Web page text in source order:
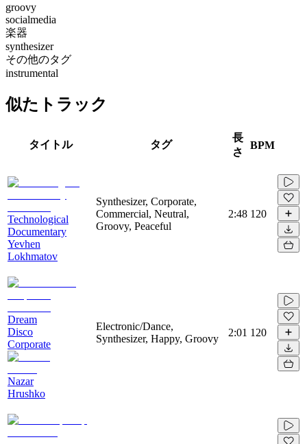
groovy
socialmedia
楽器
synthesizer
その他のタグ
instrumental
似たトラック
タイトル タグ
長
さ
BPM
Technological
Documentary
Yevhen
Lokhmatov
Synthesizer, Corporate,
Commercial, Neutral,
Groovy, Peaceful
2:48 120
Dream
Disco
Corporate
Nazar
Hrushko
Electronic/Dance,
Synthesizer, Happy, Groovy
2:01 120